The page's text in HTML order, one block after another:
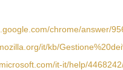
chrome/answer/
it/kb/
it-it/help/